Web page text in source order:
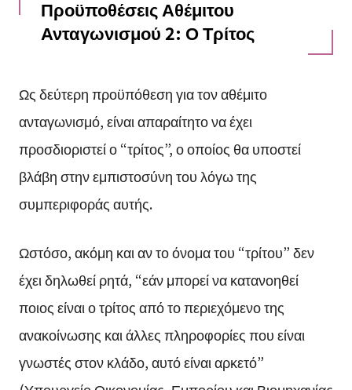
Προϋποθέσεις Αθέμιτου
Ανταγωνισμού 2: Ο Τρίτος
Ως δεύτερη προϋπόθεση για τον αθέμιτο
ανταγωνισμό, είναι απαραίτητο να έχει
προσδιοριστεί ο “τρίτος”, ο οποίος θα υποστεί
βλάβη στην εμπιστοσύνη του λόγω της
συμπεριφοράς αυτής.
Ωστόσο, ακόμη και αν το όνομα του “τρίτου” δεν
έχει δηλωθεί ρητά, “εάν μπορεί να κατανοηθεί
ποιος είναι ο τρίτος από το περιεχόμενο της
ανακοίνωσης και άλλες πληροφορίες που είναι
γνωστές στον κλάδο, αυτό είναι αρκετό”